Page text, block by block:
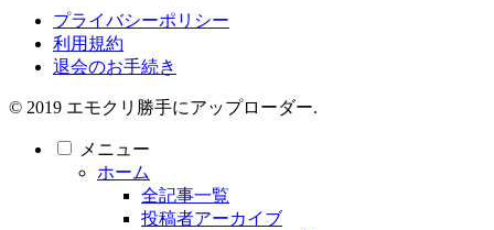
プライバシーポリシー
利用規約
退会のお手続き
© 2019 エモクリ勝手にアップローダー.
メニュー
ホーム
全記事一覧
投稿者アーカイブ